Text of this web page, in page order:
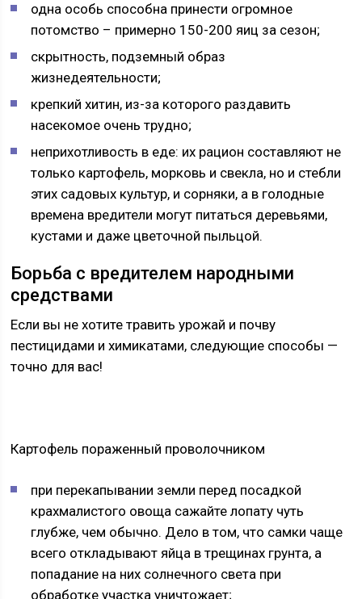
одна особь способна принести огромное
потомство – примерно 150-200 яиц за сезон;
скрытность, подземный образ
жизнедеятельности;
крепкий хитин, из-за которого раздавить
насекомое очень трудно;
неприхотливость в еде: их рацион составляют не
только картофель, морковь и свекла, но и стебли
этих садовых культур, и сорняки, а в голодные
времена вредители могут питаться деревьями,
кустами и даже цветочной пыльцой.
Борьба с вредителем народными
средствами
Если вы не хотите травить урожай и почву
пестицидами и химикатами, следующие способы —
точно для вас!
Картофель пораженный проволочником
при перекапывании земли перед посадкой
крахмалистого овоща сажайте лопату чуть
глубже, чем обычно. Дело в том, что самки чаще
всего откладывают яйца в трещинах грунта, а
попадание на них солнечного света при
обработке участка уничтожает;